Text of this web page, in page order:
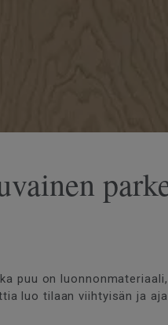
puu on
luo tilaan viihtyisän ja